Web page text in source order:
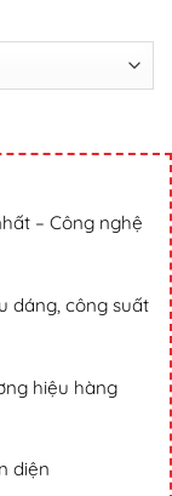
– Công nghệ
dáng, công suất
hiệu hàng
diện